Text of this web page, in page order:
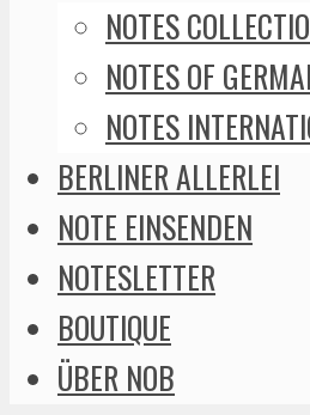
NOTES
NOTES OF
NOTES
BERLINER ALLERLEI
NOTE EINSENDEN
NOTESLETTER
BOUTIQUE
ÜBER NOB